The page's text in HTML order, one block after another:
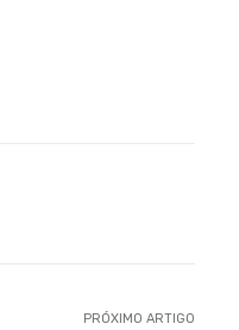
PRÓXIMO ARTIGO